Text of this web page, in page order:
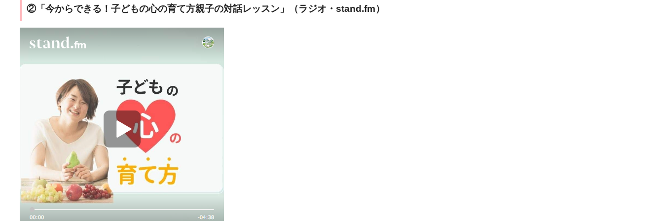
②「今からできる！子どもの心の育て方親子の対話レッスン」（ラジオ・stand.fm）